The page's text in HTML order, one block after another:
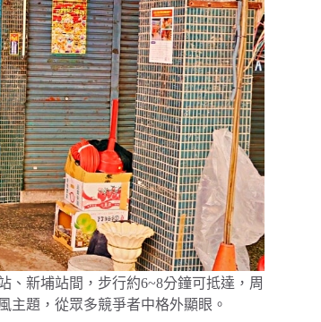
、新埔站間，步行約6~8分鐘可抵達，周
主題，從眾多競爭者中格外顯眼。